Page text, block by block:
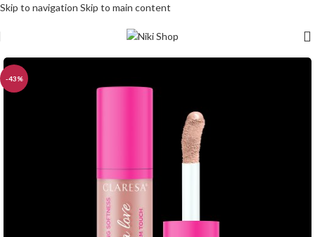
Skip to navigation Skip to main content
-43%